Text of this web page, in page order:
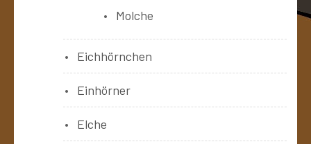
Molche
Eichhörnchen
Einhörner
Elche